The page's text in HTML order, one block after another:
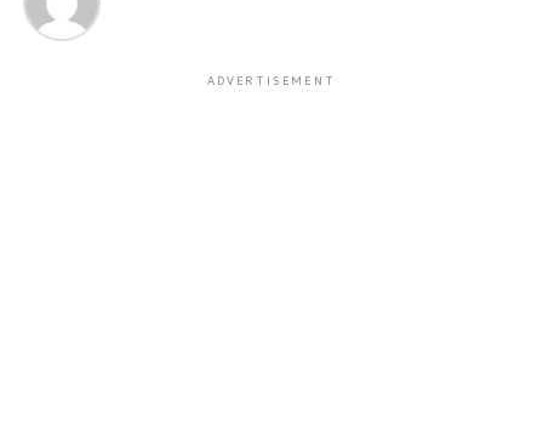
ADVERTISEMENT